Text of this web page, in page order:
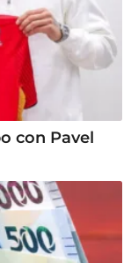
con Pavel